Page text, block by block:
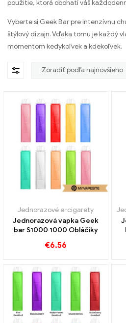
použitie, ktorá obohatí váš
Vyberte si Geek Bar pre intenzívnu
štýlový dizajn. Vďaka tomu je každý
momentom kedykoľvek a kdekoľvek.
Jednorazové e-cigarety
Jednorazová vapka Geek
bar S1000 1000 Obláčiky
€6.56